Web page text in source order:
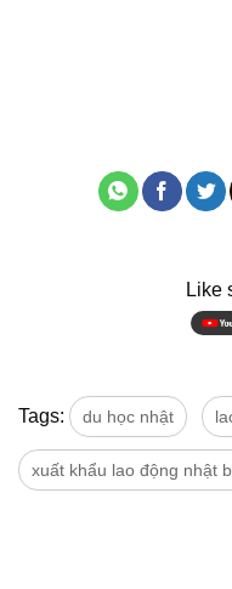
Like
Tags: du học nhật
xuất khẩu lao động nhật